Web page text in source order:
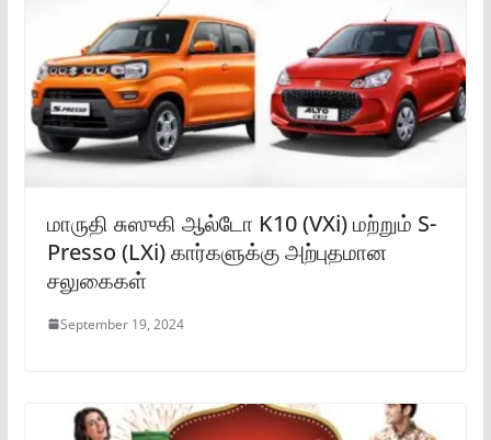
மாருதி சுஸுகி ஆல்டோ K10 (VXi) மற்றும் S-
Presso (LXi) கார்களுக்கு அற்புதமான
சலுகைகள்
September 19, 2024